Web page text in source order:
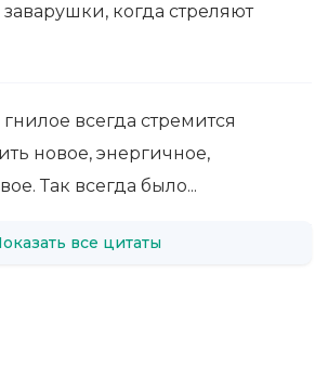
заварушки, когда стреляют
всегда стремится
новое, энергичное,
Так всегда было...
все цитаты